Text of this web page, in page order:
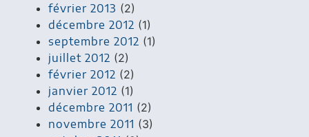
février 2013 (2)
décembre 2012 (1)
septembre 2012 (1)
juillet 2012 (2)
février 2012 (2)
janvier 2012 (1)
décembre 2011 (2)
novembre 2011 (3)